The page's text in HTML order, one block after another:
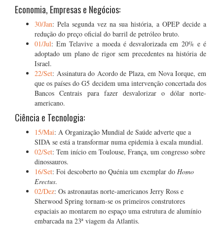
Economia, Empresas e Negócios:
30/Jan: Pela segunda vez na sua história, a OPEP decide a
redução do preço oficial do barril de petróleo bruto.
01/Jul: Em Telavive a moeda é desvalorizada em 20% e é
adoptado um plano de rigor sem precedentes na história de
Israel.
22/Set: Assinatura do Acordo de Plaza, em Nova Iorque, em
que os países do G5 decidem uma intervenção concertada dos
Bancos Centrais para fazer desvalorizar o dólar norte-
americano.
Ciência e Tecnologia:
15/Mai: A Organização Mundial de Saúde adverte que a
SIDA se está a transformar numa epidemia à escala mundial.
02/Set: Tem início em Toulouse, França, um congresso sobre
dinossauros.
16/Set: Foi descoberto no Quénia um exemplar do Homo
Erectus.
02/Dez: Os astronautas norte-americanos Jerry Ross e
Sherwood Spring tornam-se os primeiros construtores
espaciais ao montarem no espaço uma estrutura de alumínio
embarcada na 23ª viagem da Atlantis.